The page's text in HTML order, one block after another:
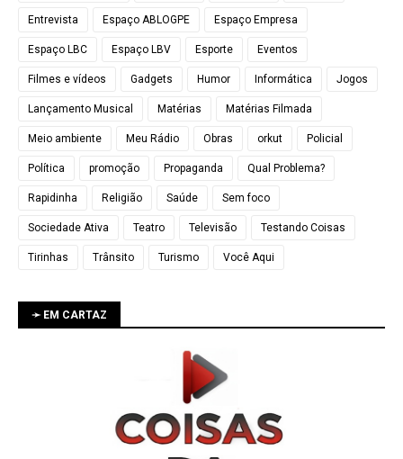
Entrevista Espaço ABLOGPE Espaço Empresa
Espaço LBC Espaço LBV Esporte Eventos
Filmes e vídeos Gadgets Humor Informática Jogos
Lançamento Musical Matérias Matérias Filmada
Meio ambiente Meu Rádio Obras orkut Policial
Política promoção Propaganda Qual Problema?
Rapidinha Religião Saúde Sem foco
Sociedade Ativa Teatro Televisão Testando Coisas
Tirinhas Trânsito Turismo Você Aqui
➛ EM CARTAZ